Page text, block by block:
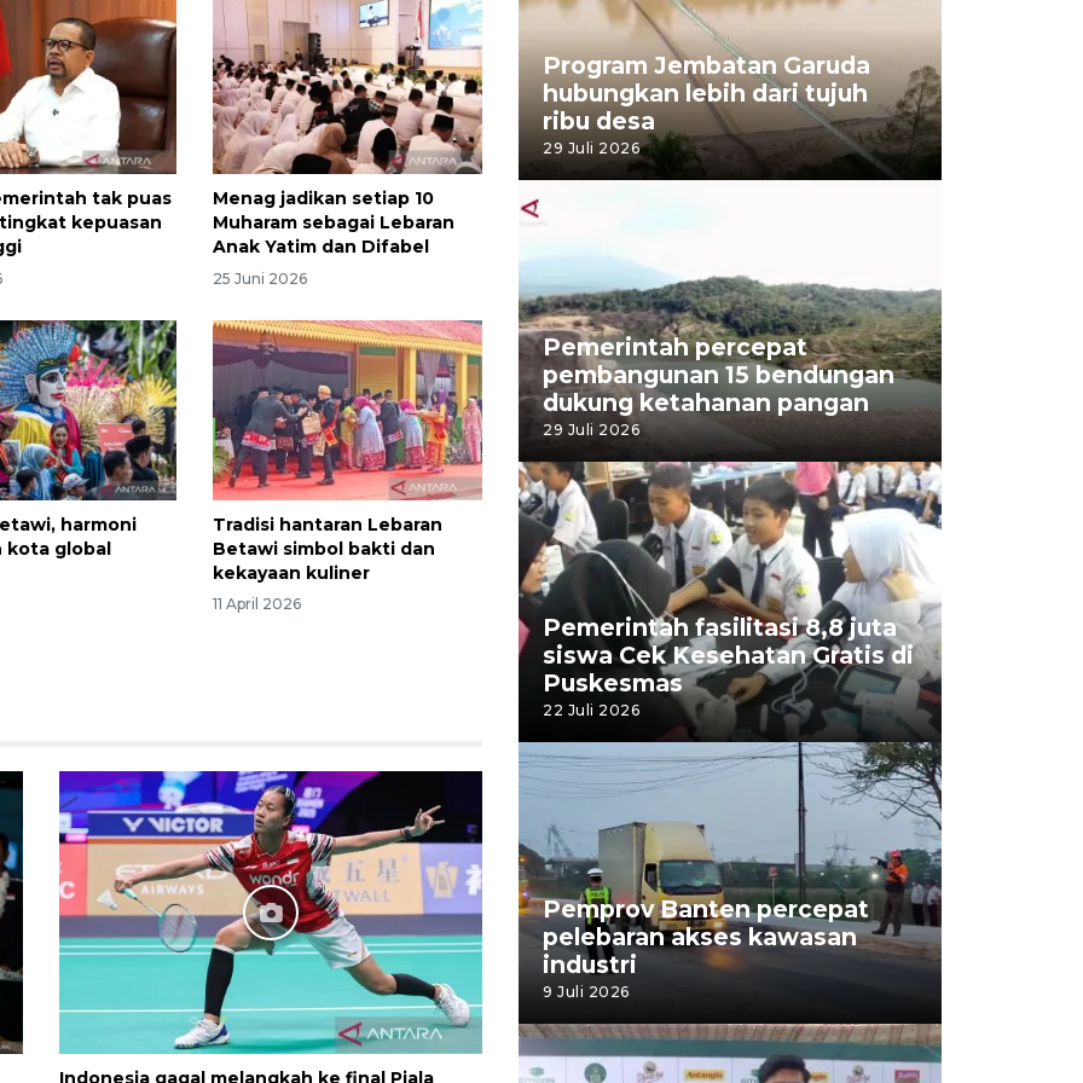
tak puas
kepuasan
Menag jadikan setiap 10
Muharam sebagai Lebaran
Anak Yatim dan Difabel
25 Juni 2026
harmoni
kota global
Tradisi hantaran Lebaran
Betawi simbol bakti dan
kekayaan kuliner
11 April 2026
Indonesia gagal melangkah ke final Piala
Program Jembatan Garuda
hubungkan lebih dari tujuh
ribu desa
29 Juli 2026
Pemerintah percepat
pembangunan 15 bendungan
dukung ketahanan pangan
29 Juli 2026
Pemerintah fasilitasi 8,8 juta
siswa Cek Kesehatan Gratis di
Puskesmas
22 Juli 2026
Pemprov Banten percepat
pelebaran akses kawasan
industri
9 Juli 2026